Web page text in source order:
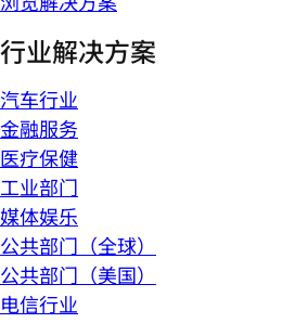
行业解决方案
汽车行业
金融服务
医疗保健
工业部门
媒体娱乐
公共部门（全球）
公共部门（美国）
电信行业